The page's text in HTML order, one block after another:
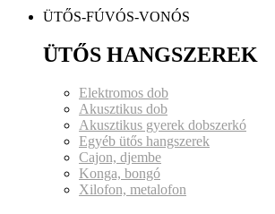
ÜTŐS-FÚVÓS-VONÓS
ÜTŐS HANGSZEREK
Elektromos dob
Akusztikus dob
Akusztikus gyerek dobszerkó
Egyéb ütős hangszerek
Cajon, djembe
Konga, bongó
Xilofon, metalofon